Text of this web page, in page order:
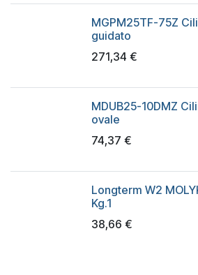
MGPM25TF-75Z
guidato
271,34 €
MDUB25-10DMZ
ovale
74,37 €
Longterm W2
Kg.1
38,66 €